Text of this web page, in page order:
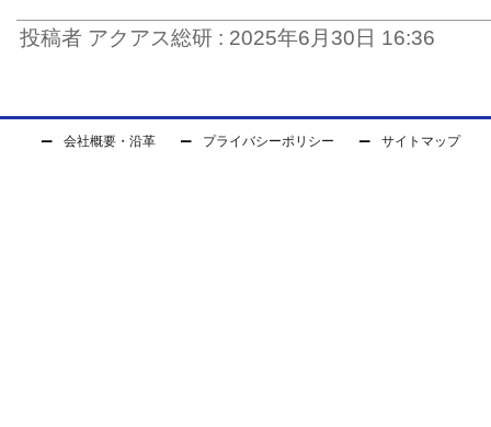
投稿者 アクアス総研 : 2025年6月30日 16:36
会社概要・沿革 プライバシーポリシー サイトマップ